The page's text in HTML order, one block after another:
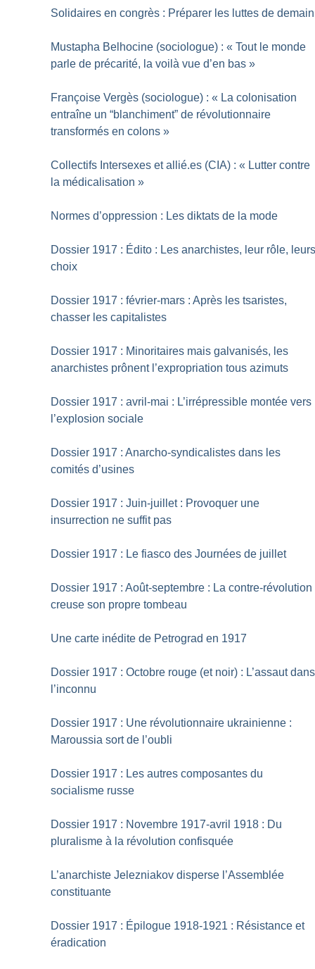
Solidaires en congrès : Préparer les luttes de demain
Mustapha Belhocine (sociologue) : « Tout le monde
parle de précarité, la voilà vue d’en bas »
Françoise Vergès (sociologue) : « La colonisation
entraîne un “blanchiment” de révolutionnaire
transformés en colons »
Collectifs Intersexes et allié.es (CIA) : « Lutter contre
la médicalisation »
Normes d’oppression : Les diktats de la mode
Dossier 1917 : Édito : Les anarchistes, leur rôle,
choix
Dossier 1917 : février-mars : Après les tsaristes,
chasser les capitalistes
Dossier 1917 : Minoritaires mais galvanisés, les
anarchistes prônent l’expropriation tous azimuts
Dossier 1917 : avril-mai : L’irrépressible montée vers
l’explosion sociale
Dossier 1917 : Anarcho-syndicalistes dans les
comités d’usines
Dossier 1917 : Juin-juillet : Provoquer une
insurrection ne suffit pas
Dossier 1917 : Le fiasco des Journées de juillet
Dossier 1917 : Août-septembre : La contre-révolution
creuse son propre tombeau
Une carte inédite de Petrograd en 1917
Dossier 1917 : Octobre rouge (et noir) : L’assaut dans
l’inconnu
Dossier 1917 : Une révolutionnaire ukrainienne :
Maroussia sort de l’oubli
Dossier 1917 : Les autres composantes du
socialisme russe
Dossier 1917 : Novembre 1917-avril 1918 : Du
pluralisme à la révolution confisquée
L’anarchiste Jelezniakov disperse l’Assemblée
constituante
Dossier 1917 : Épilogue 1918-1921 : Résistance et
éradication